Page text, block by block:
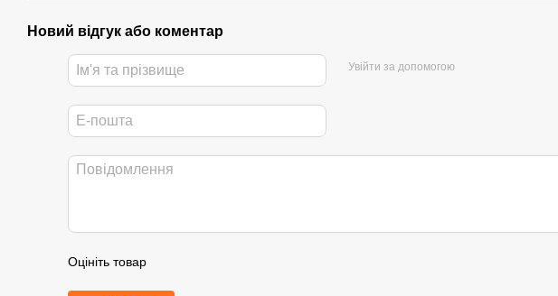
Новий відгук або коментар
Увійти за допомогою
Оцініть товар